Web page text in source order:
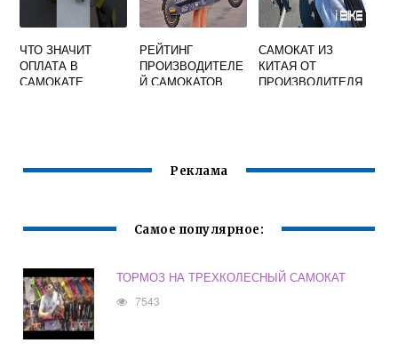
ЧТО ЗНАЧИТ
ОПЛАТА В
САМОКАТЕ
РЕЙТИНГ
ПРОИЗВОДИТЕЛЕ
Й САМОКАТОВ
САМОКАТ ИЗ
КИТАЯ ОТ
ПРОИЗВОДИТЕЛЯ
Реклама
Самое популярное:
ТОРМОЗ НА ТРЕХКОЛЕСНЫЙ САМОКАТ
7543